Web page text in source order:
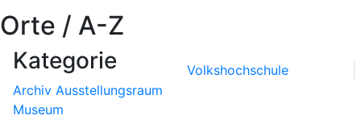
Orte / A-Z
Kategorie
Archiv Ausstellungsraum
Museum
Volkshochschule